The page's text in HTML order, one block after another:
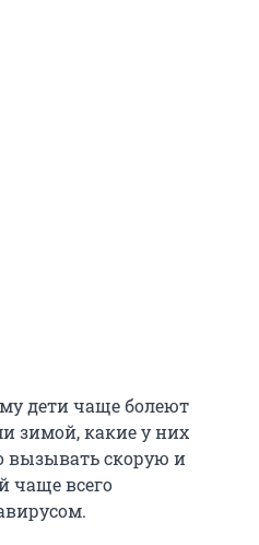
дети чаще болеют
зимой, какие у них
вызывать скорую и
чаще всего